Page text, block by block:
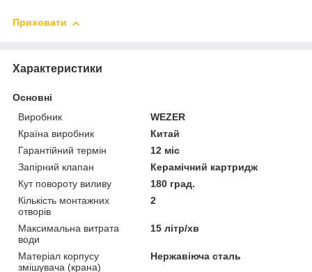
Приховати
Характеристики
Основні
Виробник
WEZER
Країна виробник
Китай
Гарантійний термін
12 міс
Запірний клапан
Керамічний картридж
Кут повороту виливу
180 град.
Кількість монтажних
отворів
2
Максимальна витрата
води
15 літр/хв
Матеріал корпусу
змішувача (крана)
Нержавіюча сталь